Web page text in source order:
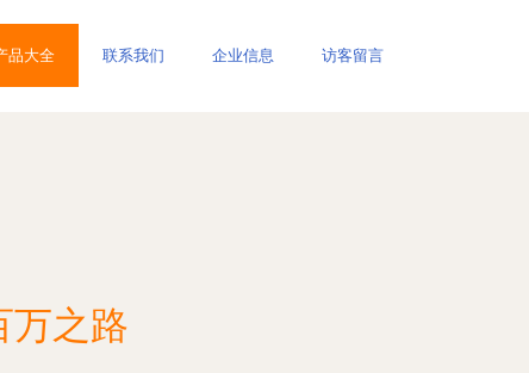
品大全 联系我们 企业信息 访客留言
万之路